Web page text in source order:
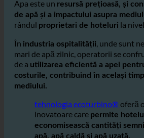
ecoturbino® din Austria?
Apa este unresursă prețioasă, și
rândulproprietari de hoteluri la
În industria ospitalității , unde sunt
mari de apă zilnic, operatorii se
de autilizarea eficientă a apei
mediului.
tehnologia ecoturbino®oferă
inovatoare carepermite